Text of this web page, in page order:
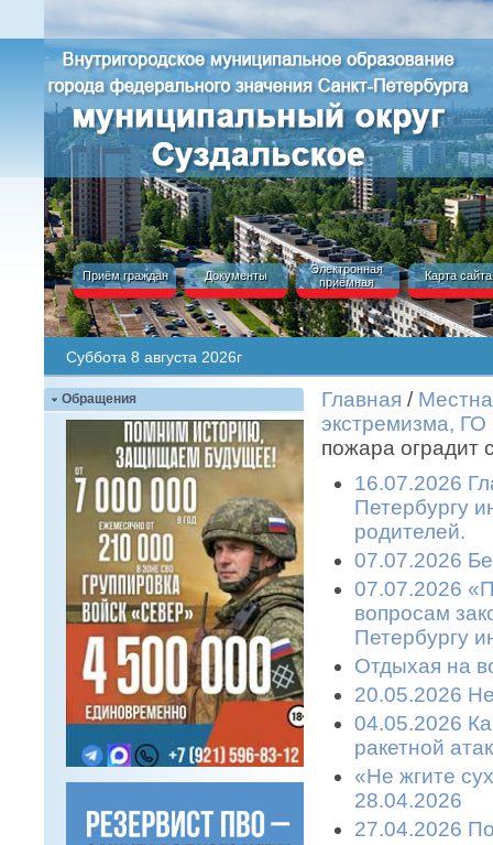
Приём граждан Документы
Электронная
приёмная
Карта сайта
Суббота 8 августа 2026г
Обращения Главная /
экстремизма,
пожара оградит
16.07.2026
Петербургу
родителей.
07.07.2026
07.07.2026
вопросам
Петербургу
Отдыхая на
20.05.2026
04.05.2026
ракетной
«Не жгите
28.04.2026
27.04.2026